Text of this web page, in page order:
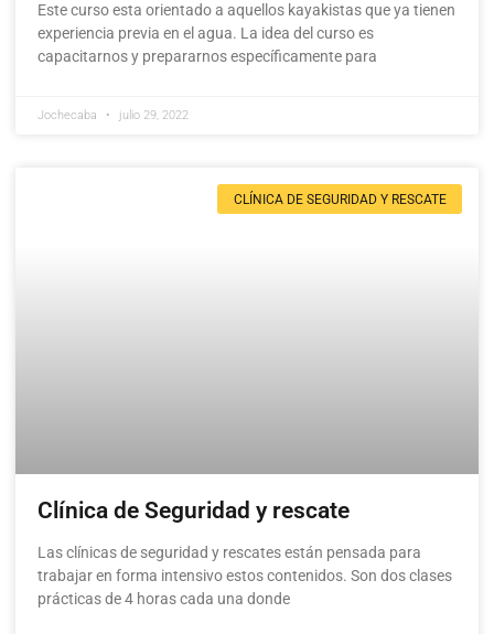
Este curso esta orientado a aquellos kayakistas que ya tienen
experiencia previa en el agua. La idea del curso es
capacitarnos y prepararnos específicamente para
Jochecaba julio 29, 2022
CLÍNICA DE SEGURIDAD Y RESCATE
Clínica de Seguridad y rescate
Las clínicas de seguridad y rescates están pensada para
trabajar en forma intensivo estos contenidos. Son dos clases
prácticas de 4 horas cada una donde